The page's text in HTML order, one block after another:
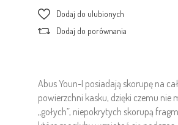
Dodaj do ulubionych
Dodaj do porównania
Abus Youn-I posiadają skorupę na
powierzchni kasku, dzięki czemu nie
„gołych”, niepokrytych skorupą